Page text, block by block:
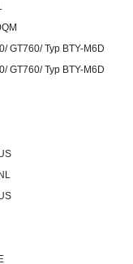
GT760/ Typ BTY-M6D
GT760/ Typ BTY-M6D